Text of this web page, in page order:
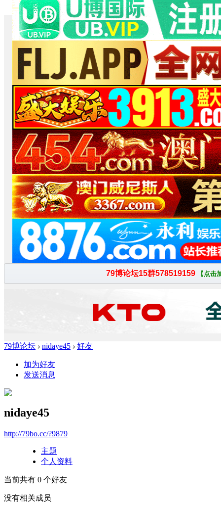
79博论坛 › nidaye45 › 好友
加为好友
发送消息
nidaye45
http://79bo.cc/?9879
主题
个人资料
当前共有 0 个好友
没有相关成员